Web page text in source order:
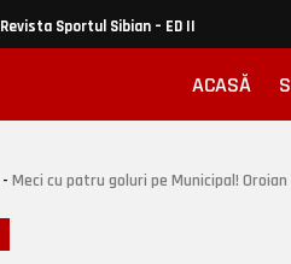
Revista Sportul Sibian – ED II
ACASĂ
- Meci cu patru goluri pe Municipal!